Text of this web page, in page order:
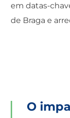
em datas-
de Braga e
O